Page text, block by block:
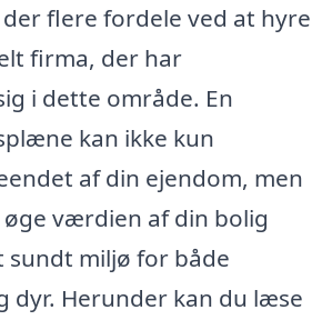
flere fordele ved at hyre
firma, der har
i dette område. En
kan ikke kun
af din ejendom, men
øge værdien af din bolig
sundt miljø for både
dyr. Herunder kan du læse